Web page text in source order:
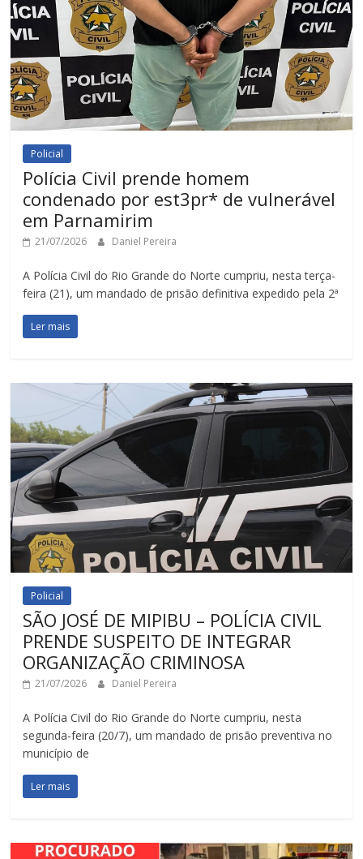
Policial
Polícia Civil prende homem
condenado por est3pr* de vulnerável
em Parnamirim
21/07/2026 Daniel Pereira
A Polícia Civil do Rio Grande do Norte cumpriu, nesta terça-
feira (21), um mandado de prisão definitiva expedido pela 2ª
Ler mais
Policial
SÃO JOSÉ DE MIPIBU – POLÍCIA CIVIL
PRENDE SUSPEITO DE INTEGRAR
ORGANIZAÇÃO CRIMINOSA
21/07/2026 Daniel Pereira
A Polícia Civil do Rio Grande do Norte cumpriu, nesta
segunda-feira (20/7), um mandado de prisão preventiva no
município de
Ler mais